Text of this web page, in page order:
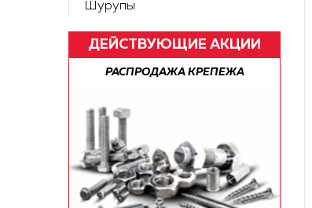
Шурупы
ДЕЙСТВУЮЩИЕ АКЦИИ
БЕСПЛАТНАЯ ДОСТАВКА ПО РФ!